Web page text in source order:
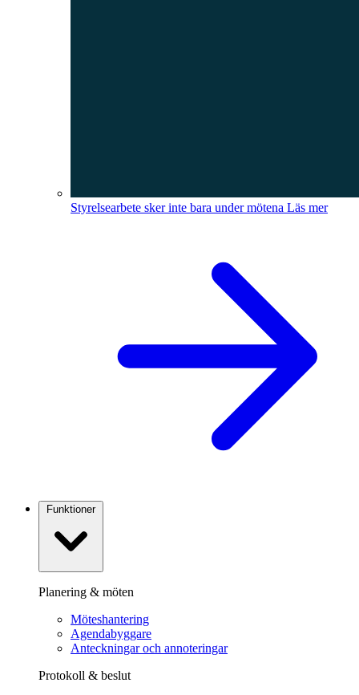
Styrelsearbete sker inte bara under mötena Läs mer
Funktioner
Planering & möten
Möteshantering
Agendabyggare
Anteckningar och annoteringar
Protokoll & beslut